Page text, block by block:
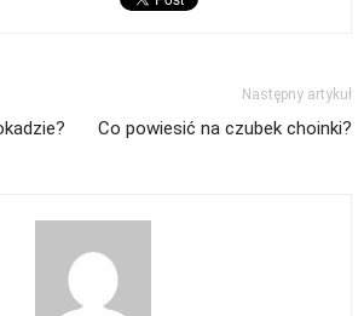
Następny artykuł
Co powiesić na czubek choinki?